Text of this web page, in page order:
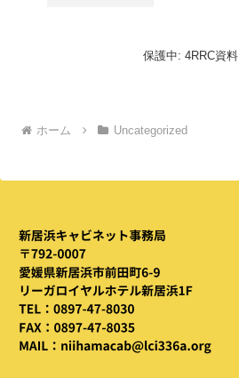
保護中: 4RRC資料
ホーム Uncategorized